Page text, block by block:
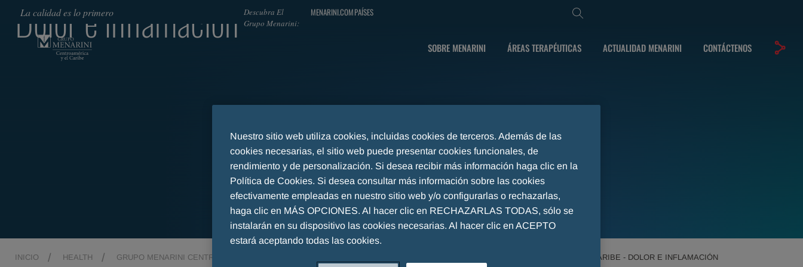
La calidad es lo primero
Descubra El
Grupo Menarini:
MENARINI.COMPAÍSES
SOBRE MENARINI ÁREAS TERAPÉUTICAS ACTUALIDAD MENARINI CONTÁCTENOS
Dolor e inflamación
INICIO HEALTH GRUPO MENARINI CENTROAMÉRICA Y EL CARIBE - CONTENIDO CIENTÍFICO GRUPO MENARINI CENTROAMÉRICA Y EL CARIBE - DOLOR E INFLAMACIÓN
Nuestro sitio web utiliza cookies, incluidas cookies de terceros. Además de las
cookies necesarias, el sitio web puede presentar cookies funcionales, de
rendimiento y de personalización. Si desea recibir más información haga clic en la
Política de Cookies. Si desea consultar más información sobre las cookies
efectivamente empleadas en nuestro sitio web y/o configurarlas o rechazarlas,
haga clic en MÁS OPCIONES. Al hacer clic en RECHAZARLAS TODAS, sólo se
instalarán en su dispositivo las cookies necesarias. Al hacer clic en ACEPTO
estará aceptando todas las cookies.